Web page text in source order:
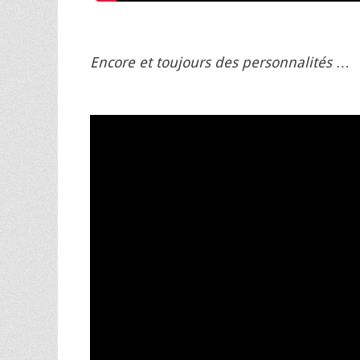
Encore et toujours des personnalités …